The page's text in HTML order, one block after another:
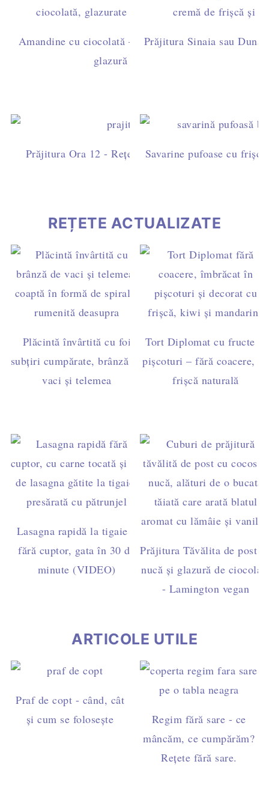
Amandine cu ciocolată – rețetă ușoară de casă, cu
glazură simplă (fără fondant)
Prăjitura Sinaia sau
Prăjitura Ora 12 - Rețetă ușoară cu blat de cacao,
Savarine pufoase cu
REȚETE ACTUALIZATE
Plăcintă învârtită cu foi
subțiri cumpărate, brânză de
vaci și telemea
Tort Diplomat cu fructe și
pișcoturi – fără coacere, cu
frișcă naturală
Lasagna rapidă la tigaie –
fără cuptor, gata în 30 de
minute (VIDEO)
Prăjitura Tăvălita de post
nucă și glazură de
- Lamington vegan
ARTICOLE UTILE
Praf de copt - când, cât
și cum se folosește
Regim fără sare - ce
mâncăm, ce cumpărăm?
Rețete fără sare.